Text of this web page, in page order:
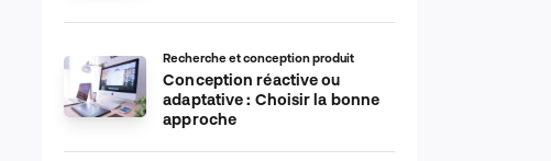
Recherche et conception produit
Conception réactive ou
adaptative : Choisir la bonne
approche